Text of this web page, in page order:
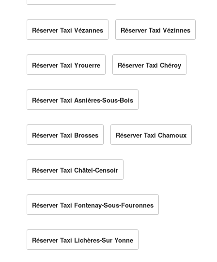
Réserver Taxi Vézannes Réserver Taxi Vézinnes
Réserver Taxi Yrouerre Réserver Taxi Chéroy
Réserver Taxi Asnières-Sous-Bois
Réserver Taxi Brosses Réserver Taxi Chamoux
Réserver Taxi Châtel-Censoir
Réserver Taxi Fontenay-Sous-Fouronnes
Réserver Taxi Lichères-Sur Yonne